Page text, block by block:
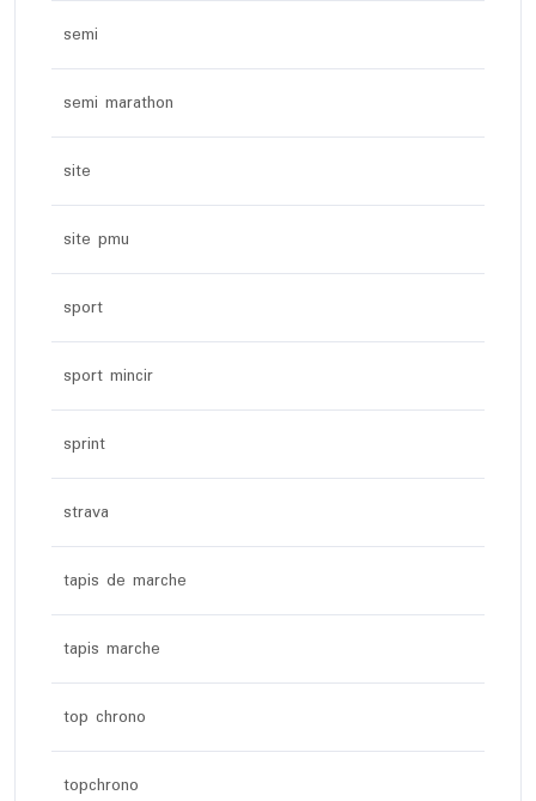
semi
semi marathon
site
site pmu
sport
sport mincir
sprint
strava
tapis de marche
tapis marche
top chrono
topchrono